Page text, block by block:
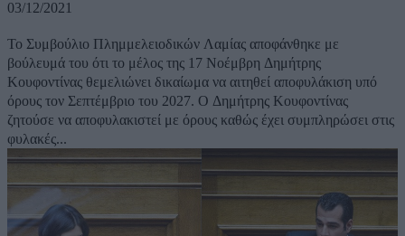
03/12/2021
Το Συμβούλιο Πλημμελειοδικών Λαμίας αποφάνθηκε με
βούλευμά του ότι το μέλος της 17 Νοέμβρη Δημήτρης
Κουφοντίνας θεμελιώνει δικαίωμα να αιτηθεί αποφυλάκιση υπό
όρους τον Σεπτέμβριο του 2027. Ο Δημήτρης Κουφοντίνας
ζητούσε να αποφυλακιστεί με όρους καθώς έχει συμπληρώσει στις
φυλακές...